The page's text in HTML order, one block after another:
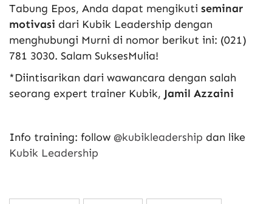
Tabung Epos, Anda dapat mengikuti seminar
motivasi dari Kubik Leadership dengan
menghubungi Murni di nomor berikut ini: (021)
781 3030. Salam SuksesMulia!
*Diintisarikan dari wawancara dengan salah
seorang expert trainer Kubik, Jamil Azzaini
Info training: follow @kubikleadership dan like
Kubik Leadership